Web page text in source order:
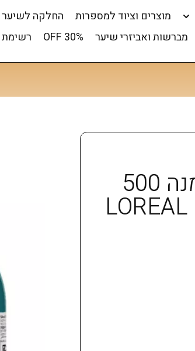
מוצרים וציוד למספרות החלקה לשיער
מברשות ואביזרי שיער
OFF 30%
לוריאל מסכה לקרקפת שמנה 500